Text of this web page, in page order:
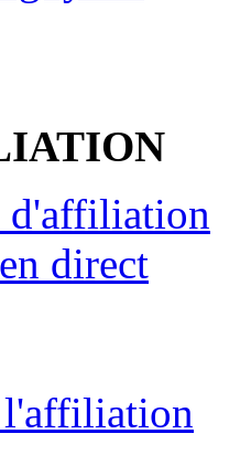
d'affiliation
direct